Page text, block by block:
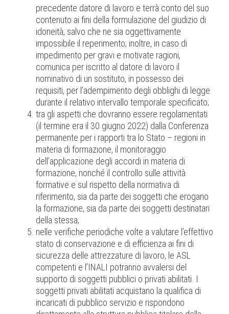
precedente datore di lavoro e terrà conto del suo
contenuto ai fini della formulazione del giudizio di
idoneità, salvo che ne sia oggettivamente
impossibile il reperimento; inoltre, in caso di
impedimento per gravi e motivate ragioni,
comunica per iscritto al datore di lavoro il
nominativo di un sostituto, in possesso dei
requisiti, per l’adempimento degli obblighi di legge
durante il relativo intervallo temporale specificato;
tra gli aspetti che dovranno essere regolamentati
(il termine era il 30 giugno 2022) dalla Conferenza
permanente per i rapporti tra lo Stato – regioni in
materia di formazione, il monitoraggio
dell’applicazione degli accordi in materia di
formazione, nonché il controllo sulle attività
formative e sul rispetto della normativa di
riferimento, sia da parte dei soggetti che erogano
la formazione, sia da parte dei soggetti destinatari
della stessa;
nelle verifiche periodiche volte a valutare l’effettivo
stato di conservazione e di efficienza ai fini di
sicurezza delle attrezzature di lavoro, le ASL
competenti e l’INALI potranno avvalersi del
supporto di soggetti pubblici o privati abilitati. I
soggetti privati abilitati acquistano la qualifica di
incaricati di pubblico servizio e rispondono